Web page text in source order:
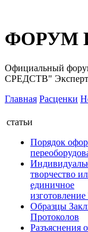
ФОРУМ
Официальный
СРЕДСТВ"
Главная Расценки
статьи
Порядок
творчество
единичное
Образцы
Протоколов
Разъяснения